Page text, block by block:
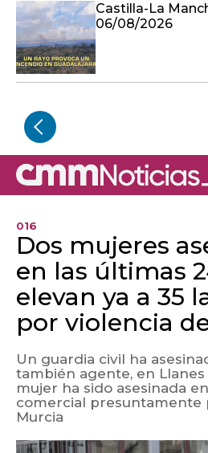
Castilla-La
06/08/2026
016
Dos mujeres
en las últimas
elevan ya a 35
por violencia
Un guardia civil ha
también agente, en Llanes
mujer ha sido asesinada
comercial presuntamente
Murcia